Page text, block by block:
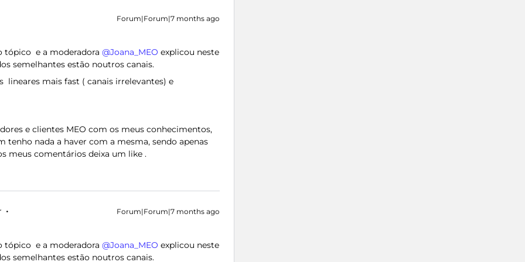
Forum|Forum|7 months ago
tópico e a moderadora @Joana_MEO explicou neste
semelhantes estão noutros canais.
mais fast ( canais irrelevantes) e
e clientes MEO com os meus conhecimentos,
tenho nada a haver com a mesma, sendo apenas
meus comentários deixa um like .
Forum|Forum|7 months ago
tópico e a moderadora @Joana_MEO explicou neste
semelhantes estão noutros canais.